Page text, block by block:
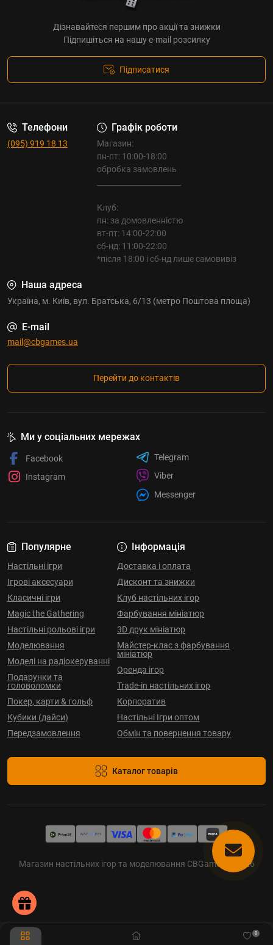
0
Дізнавайтеся першим про акції та знижки
Підпишіться на нашу e-mail розсилку
Підписатися
Телефони
(095) 919 18 13
Графік роботи
Магазин:
пн-пт: 10:00-18:00
обробка замовлень
Клуб:
пн: за домовленністю
вт-пт: 14:00-22:00
сб-нд: 11:00-22:00
*після 18:00 і сб-нд лише самовивіз
Наша адреса
Україна, м. Київ, вул. Братська, 6/13 (метро Поштова площа)
E-mail
mail@cbgames.ua
Перейти до контактів
Популярне
Настільні ігри
Ігрові аксесуари
Класичні ігри
Magic the Gathering
Настільні рольові ігри
Моделювання
Моделі на радіокеруванні
Подарунки та
головоломки
Покер, карти & гольф
Кубики (дайси)
Передзамовлення
Інформація
Доставка і оплата
Дисконт та знижки
Клуб настільних ігор
Фарбування мініатюр
3D друк мініатюр
Майстер-клас з фарбування
мініатюр
Оренда ігор
Trade-in настільних ігор
Корпоратив
Настільні Ігри оптом
Обмін та повернення товару
Каталог товарів
Ми у соціальних мережах
Facebook
Instagram
Telegram
Viber
Messenger
Магазин настільних ігор та моделювання CBGames © 2026